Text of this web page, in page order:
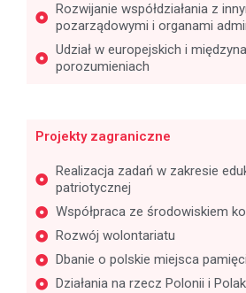
Rozwijanie współdziałania z
pozarządowymi i organami
Udział w europejskich i
porozumieniach
Projekty zagraniczne
Realizacja zadań w zakresie
patriotycznej
Współpraca ze środowiskiem
Rozwój wolontariatu
Dbanie o polskie miejsca
Działania na rzecz Polonii i